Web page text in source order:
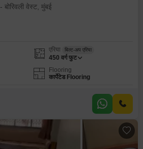
वेस्ट, मुंबई
एरिया बिल्ट-अप एरिया
450 वर्ग फुट
Flooring
कार्पेटेड Flooring